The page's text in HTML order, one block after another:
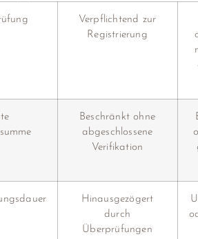
Verpflichtend zur
Registrierung
Beschränkt ohne
abgeschlossene
Verifikation
Hinausgezögert
durch
Überprüfungen